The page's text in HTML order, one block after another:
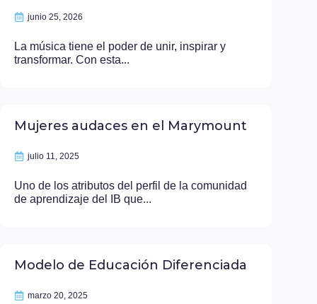
junio 25, 2026
La música tiene el poder de unir, inspirar y
transformar. Con esta...
Mujeres audaces en el Marymount
julio 11, 2025
Uno de los atributos del perfil de la comunidad
de aprendizaje del IB que...
Modelo de Educación Diferenciada
marzo 20, 2025